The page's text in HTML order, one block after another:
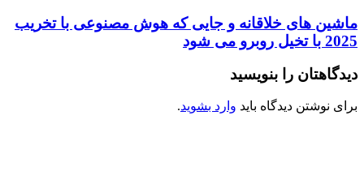
ماشین های خلاقانه و جایی که هوش مصنوعی با تخریب
2025 با تخیل روبرو می شود
دیدگاهتان را بنویسید
برای نوشتن دیدگاه باید وارد بشوید.